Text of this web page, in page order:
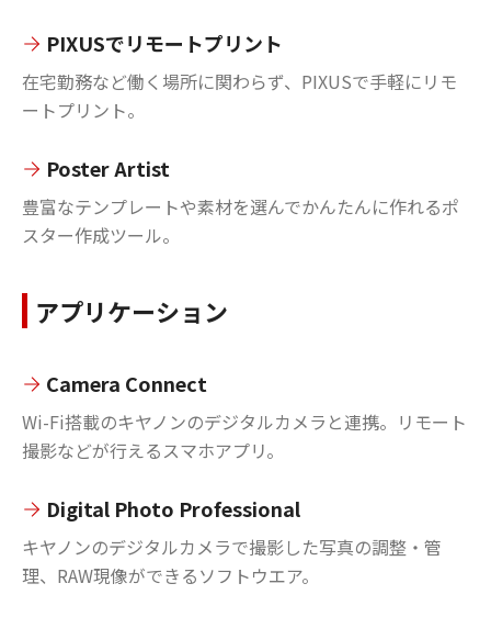
PIXUSでリモートプリント
在宅勤務など働く場所に関わらず、PIXUSで手軽にリモ
ートプリント。
Poster Artist
豊富なテンプレートや素材を選んでかんたんに作れるポ
スター作成ツール。
アプリケーション
Camera Connect
Wi-Fi搭載のキヤノンのデジタルカメラと連携。リモート
撮影などが行えるスマホアプリ。
Digital Photo Professional
キヤノンのデジタルカメラで撮影した写真の調整・管
理、RAW現像ができるソフトウエア。